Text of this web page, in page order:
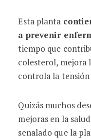
Esta planta
a prevenir
tiempo que
colesterol, mejora
controla la
Quizás muchos
mejoras en la
señalado que la